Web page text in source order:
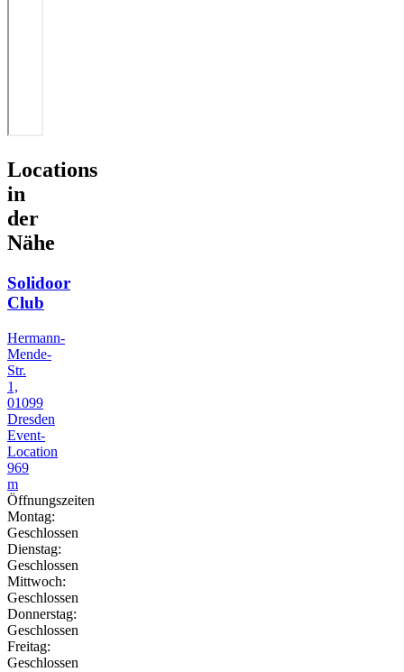
Locations
in
der
Nähe
Solidoor
Club
Hermann-
Mende-
Str.
1,
01099
Dresden
Event-
Location
969
m
Öffnungszeiten
Montag:
Geschlossen
Dienstag:
Geschlossen
Mittwoch:
Geschlossen
Donnerstag:
Geschlossen
Freitag:
Geschlossen